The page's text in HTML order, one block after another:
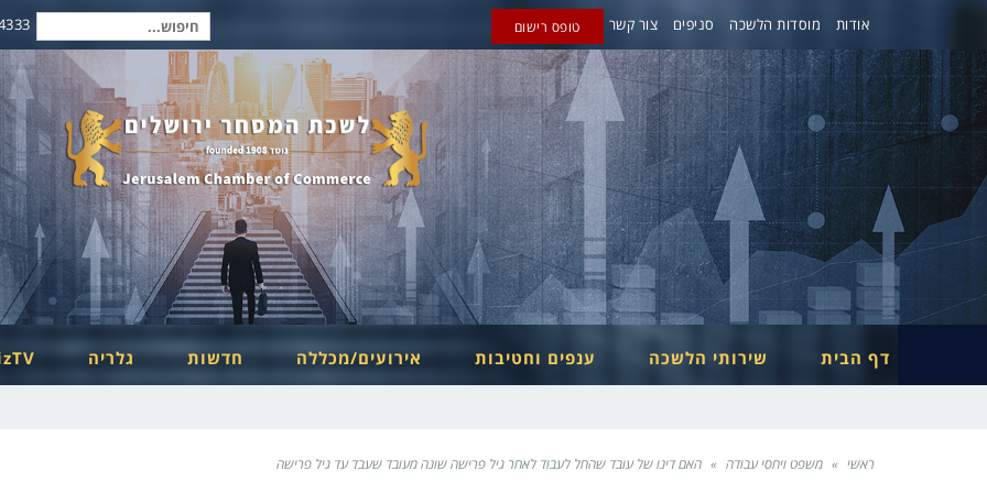
אודות מוסדות הלשכה סניפים צור קשר טופס רישום חיפוש
עבור:
דף הבית שירותי הלשכה ענפים וחטיבות אירועים/מכללה חדשות גלריה
ראשי » משפט ויחסי עבודה » האם דינו של עובד שהחל לעבוד לאחר גיל פרישה שונה מעובד שעבד עד גיל פרישה